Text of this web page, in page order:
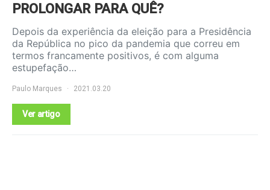
PROLONGAR PARA QUÊ?
Depois da experiência da eleição para a Presidência
da República no pico da pandemia que correu em
termos francamente positivos, é com alguma
estupefação…
Paulo Marques 2021.03.20
Ver artigo